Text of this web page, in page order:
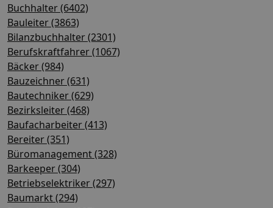
Buchhalter (6402)
Bauleiter (3863)
Bilanzbuchhalter (2301)
Berufskraftfahrer (1067)
Bäcker (984)
Bauzeichner (631)
Bautechniker (629)
Bezirksleiter (468)
Baufacharbeiter (413)
Bereiter (351)
Büromanagement (328)
Barkeeper (304)
Betriebselektriker (297)
Baumarkt (294)